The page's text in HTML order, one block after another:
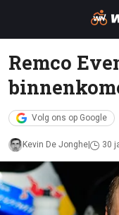
Remco
Volg ons op Google
Kevin De Jonghe 30